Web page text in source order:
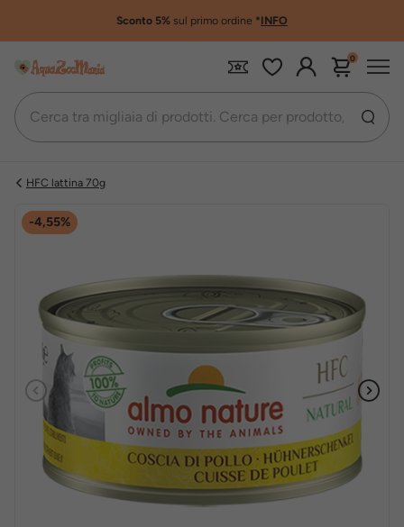
Sconto 5% sul primo ordine *INFO
0
HFC lattina 70g
-4,55%
Precedente